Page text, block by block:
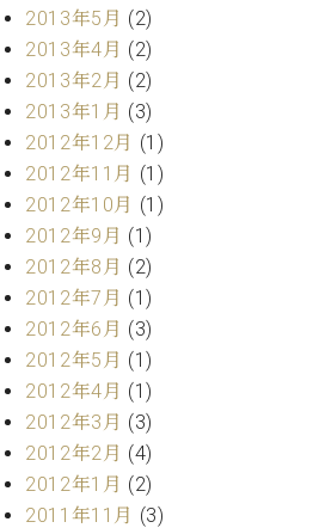
2013年5月 (2)
2013年4月 (2)
2013年2月 (2)
2013年1月 (3)
2012年12月 (1)
2012年11月 (1)
2012年10月 (1)
2012年9月 (1)
2012年8月 (2)
2012年7月 (1)
2012年6月 (3)
2012年5月 (1)
2012年4月 (1)
2012年3月 (3)
2012年2月 (4)
2012年1月 (2)
2011年11月 (3)